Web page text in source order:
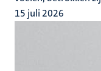
15 juli 2026